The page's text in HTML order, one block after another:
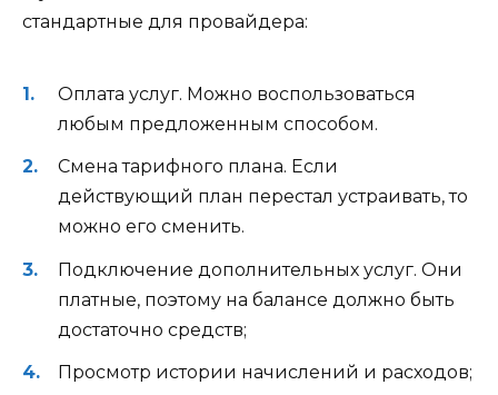
стандартные для провайдера:
Оплата услуг. Можно воспользоваться
любым предложенным способом.
Смена тарифного плана. Если
действующий план перестал устраивать, то
можно его сменить.
Подключение дополнительных услуг. Они
платные, поэтому на балансе должно быть
достаточно средств;
Просмотр истории начислений и расходов;